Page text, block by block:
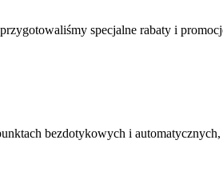
specjalne rabaty i
bezdotykowych i